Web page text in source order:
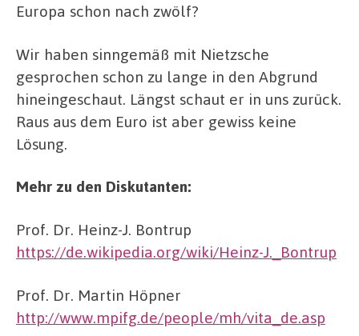
Europa schon nach zwölf?
Wir haben sinngemäß mit Nietzsche
gesprochen schon zu lange in den Abgrund
hineingeschaut. Längst schaut er in uns zurück.
Raus aus dem Euro ist aber gewiss keine
Lösung.
Mehr zu den Diskutanten:
Prof. Dr. Heinz-J. Bontrup
https://de.wikipedia.org/wiki/Heinz-J._Bontrup
Prof. Dr. Martin Höpner
http://www.mpifg.de/people/mh/vita_de.asp